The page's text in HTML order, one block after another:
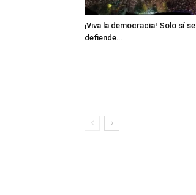
¡Viva la democracia! Solo sí se
defiende…